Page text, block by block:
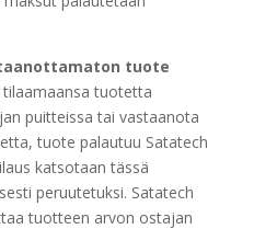
tuote
tilaamaansa tuotetta
puitteissa tai vastaanota
tuote palautuu Satatech
katsotaan tässä
peruutetuksi. Satatech
tuotteen arvon ostajan